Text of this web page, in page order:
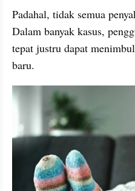
Padahal, tidak semua
Dalam banyak kasus,
tepat justru dapat
baru.